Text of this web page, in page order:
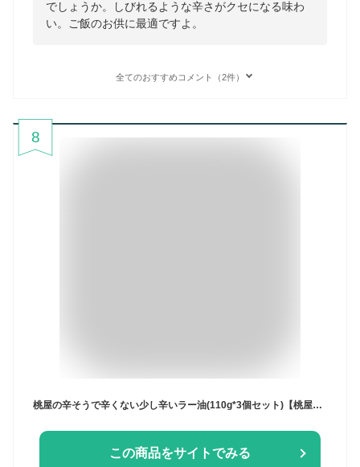
でしょうか。しびれるような辛さがクセになる味わ
い。ご飯のお供に最適ですよ。
全てのおすすめコメント（2件）
8
桃屋の辛そうで辛くない少し辛いラー油(110g*3個セット)【桃屋】[食べるラー油 ラー油 ごはんのお供 餃子 チャーハン]
この商品をサイトでみる